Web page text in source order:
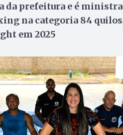
prefeitura e é
na categoria 84
em 2025